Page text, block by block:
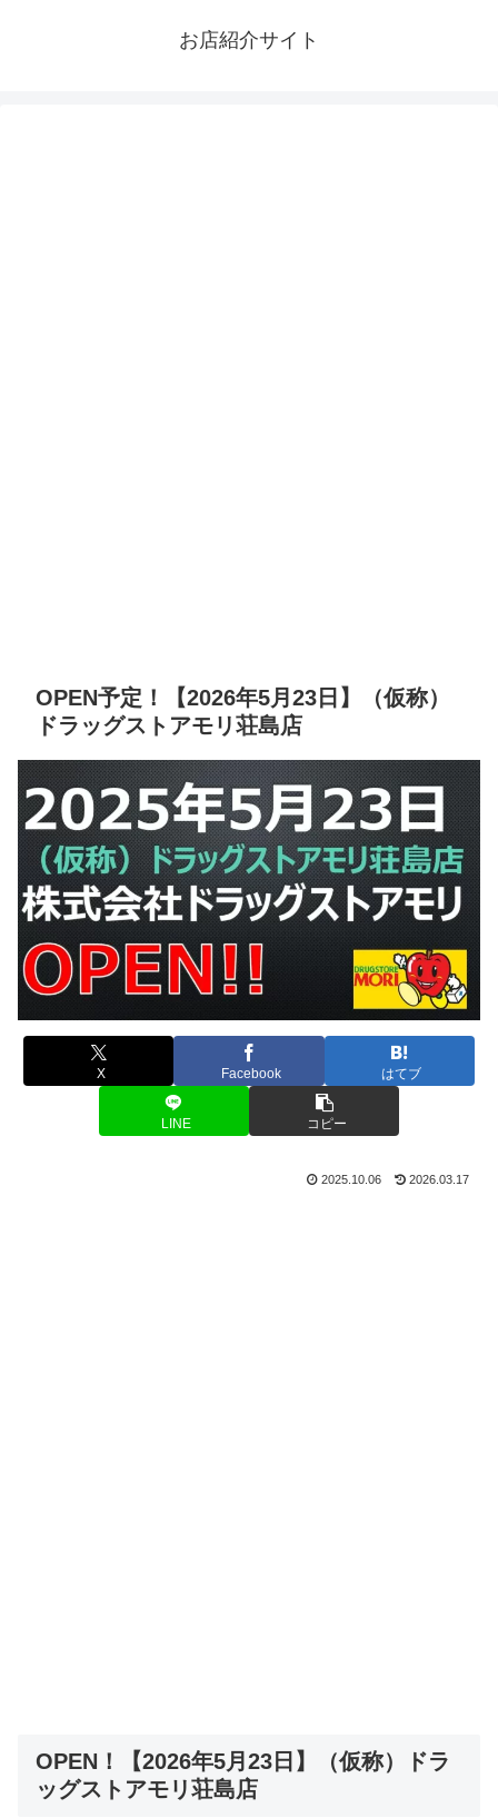
お店紹介サイト
OPEN予定！【2026年5月23日】（仮称）
ドラッグストアモリ荘島店
X Facebook はてブ
LINE コピー
2025.10.06 2026.03.17
OPEN！【2026年5月23日】（仮称）ドラ
ッグストアモリ荘島店